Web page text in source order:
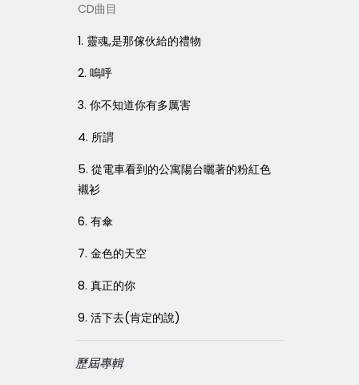
CD曲目
1. 靈魂,是那傢伙給的禮物
2. 嗚呼
3. 你不知道你有多厲害
4. 所謂
5. 從電車看到的公寓陽台曬著的粉紅色
襯衫
6. 有傘
7. 金色的天空
8. 真正的你
9. 活下去(肯定的說)
歷屆專輯